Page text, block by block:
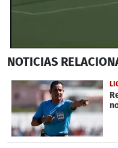
seconds
1
minute,
55
seconds
NOTICIAS